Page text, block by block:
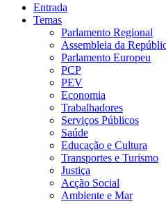
Entrada
Temas
Parlamento Regional
Assembleia da
Parlamento Europeu
PCP
PEV
Economia
Trabalhadores
Serviços Públicos
Saúde
Educação e Cultura
Transportes e Turismo
Justiça
Acção Social
Ambiente e Mar